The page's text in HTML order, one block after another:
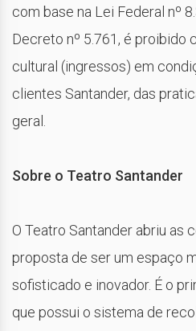
com base na Lei Federal nº
Decreto nº 5.761, é proibido
cultural (ingressos) em
clientes Santander, das
geral.
Sobre o Teatro Santander
O Teatro Santander abriu as
proposta de ser um espaço
sofisticado e inovador. É o
que possui o sistema de